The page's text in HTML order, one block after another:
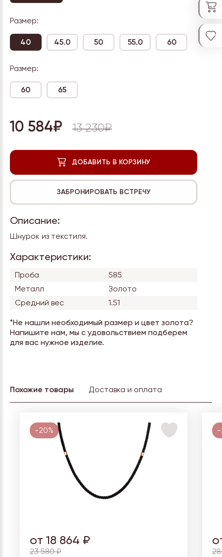
Размер:
40 45.0 50 55.0 60
Размер:
60 65
10 584₽ 13 230₽
Описание:
Шнурок из текстиля.
Характеристики:
Проба
585
Металл
Золото
Средний вес
1.51
*Не нашли необходимый размер и цвет золота?
Напишите нам, мы с удовольствием подберем
для вас нужное изделие.
Похожие товары Доставка и оплата
-20%
от 18 864 ₽
23 580 ₽
-